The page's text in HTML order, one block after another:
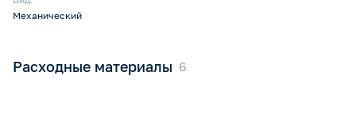
Механический
Расходные материалы